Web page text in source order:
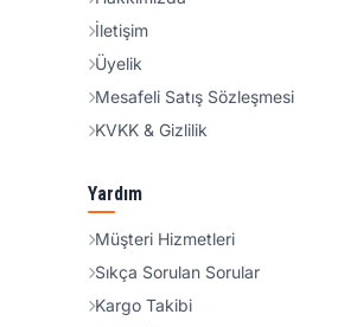
İletişim
Üyelik
Mesafeli Satış Sözleşmesi
KVKK & Gizlilik
Yardım
Müşteri Hizmetleri
Sıkça Sorulan Sorular
Kargo Takibi